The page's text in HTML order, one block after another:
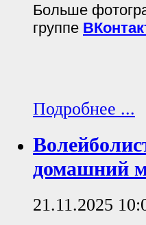
Больше
группе
Подробнее ...
домашний
21.11.2025